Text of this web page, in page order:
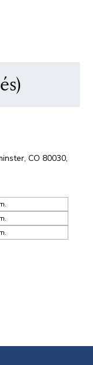
CO 80030,